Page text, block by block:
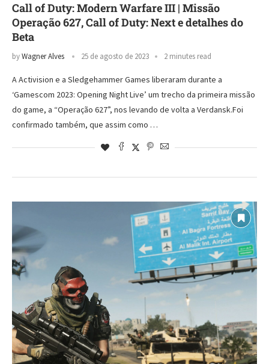
Call of Duty: Modern Warfare III | Missão
Operação 627, Call of Duty: Next e detalhes do
Beta
byWagner Alves 25 de agosto de 2023 2 minutes read
A Activision e a Sledgehammer Games liberaram durante a
‘Gamescom 2023: Opening Night Live’ um trecho da primeira missão
do game, a “Operação 627”, nos levando de volta a Verdansk.Foi
confirmado também, que assim como …